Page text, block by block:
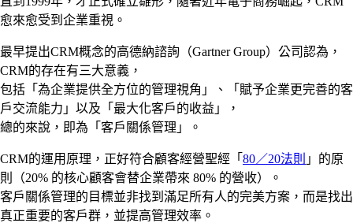
愈來愈受到企業重視。
最早提出CRM概念的高德納諮詢（Gartner Group）公司認為，
CRM的存在有三大意義，
包括「為企業提供全方位的管理視角」、「賦予企業更完善的客
戶交流能力」以及「最大化客戶的收益」，
總的來說，即為「客戶關係管理」。
CRM的運用原理，正好符合顧客經營聖經「 80／20法則 」的原
則（20% 的核心顧客會替企業帶來 80% 的營收）。
客戶關係管理的目標並非找到滿足所有人的完美方案，而是找出
真正重要的客戶群，並提高管理效率。